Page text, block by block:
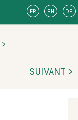
FR EN DE
>
SUIVANT >